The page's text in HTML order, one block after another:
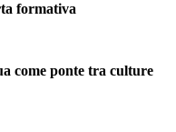
formativa
come ponte tra culture